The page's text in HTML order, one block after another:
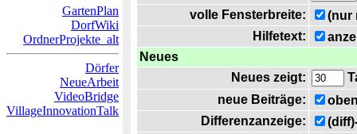
GartenPlan
DorfWiki
OrdnerProjekte_alt
Dörfer
NeueArbeit
VideoBridge
VillageInnovationTalk
volle Fensterbreite:
(nur
Hilfetext:
Neues
Neues zeigt:
neue Beiträge:
Differenzanzeige: